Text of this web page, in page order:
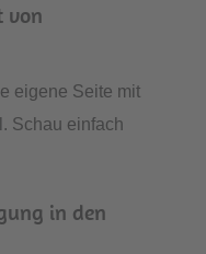
von
eigene Seite mit
Schau einfach
in den